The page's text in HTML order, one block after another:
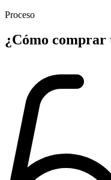
Proceso
¿Cómo comprar